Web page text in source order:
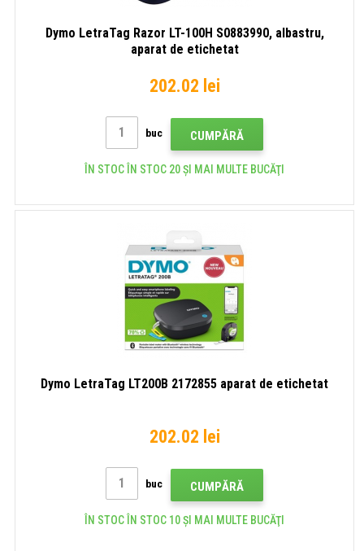
Dymo LetraTag Razor LT-100H S0883990, albastru,
aparat de etichetat
202.02 lei
buc CUMPĂRĂ
ÎN STOC ÎN STOC 20 ȘI MAI MULTE BUCĂŢI
Dymo LetraTag LT200B 2172855 aparat de etichetat
202.02 lei
buc CUMPĂRĂ
ÎN STOC ÎN STOC 10 ȘI MAI MULTE BUCĂŢI